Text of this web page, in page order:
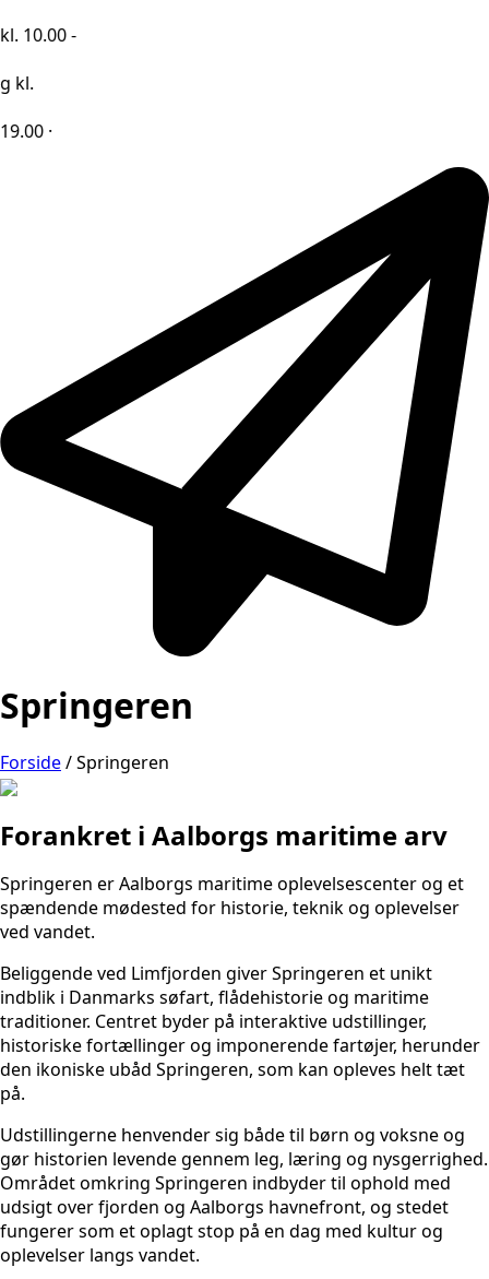
-
Springeren
Forside/Springeren
Forankret i Aalborgs maritime arv
Springeren er Aalborgs maritime oplevelsescenter og et
spændende mødested for historie, teknik og oplevelser
ved vandet.
Beliggende ved Limfjorden giver Springeren et unikt
indblik i Danmarks søfart, flådehistorie og maritime
traditioner. Centret byder på interaktive udstillinger,
historiske fortællinger og imponerende fartøjer, herunder
den ikoniske ubåd Springeren, som kan opleves helt tæt
på.
Udstillingerne henvender sig både til børn og voksne og
gør historien levende gennem leg, læring og nysgerrighed.
Området omkring Springeren indbyder til ophold med
udsigt over fjorden og Aalborgs havnefront, og stedet
fungerer som et oplagt stop på en dag med kultur og
oplevelser langs vandet.